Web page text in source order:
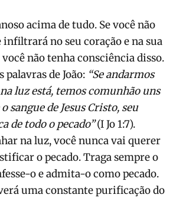
acima de tudo. Se você não
infiltrará no seu coração e na sua
não tenha consciência disso.
palavras de João: “Se andarmos
luz está, temos comunhão uns
sangue de Jesus Cristo, seu
de todo o pecado”(I Jo 1:7).
na luz, você nunca vai querer
o pecado. Traga sempre o
o e admita-o como pecado.
uma constante purificação do